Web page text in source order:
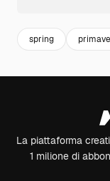
spring
La piattaforma
1 milione di